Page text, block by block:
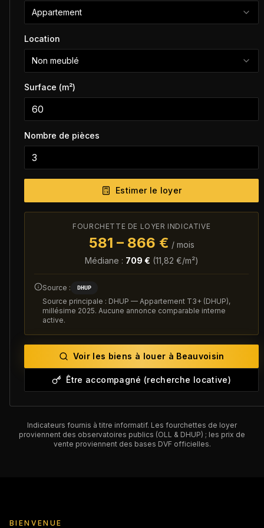
Appartement
Location
Non meublé
Surface (m²)
Nombre de pièces
Estimer le loyer
FOURCHETTE DE LOYER INDICATIVE
581 – 866 € / mois
Médiane : 709 € (11,82 €/m²)
Source : DHUP
Source principale : DHUP — Appartement T3+ (DHUP),
millésime 2025. Aucune annonce comparable interne
active.
Voir les biens à louer à Beauvoisin
Être accompagné (recherche locative)
Indicateurs fournis à titre informatif. Les fourchettes de loyer
proviennent des observatoires publics (OLL & DHUP) ; les prix de
vente proviennent des bases DVF officielles.
BIENVENUE